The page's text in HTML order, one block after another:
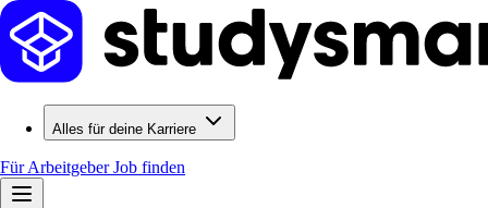
Alles für deine Karriere
Für ArbeitgeberJob finden